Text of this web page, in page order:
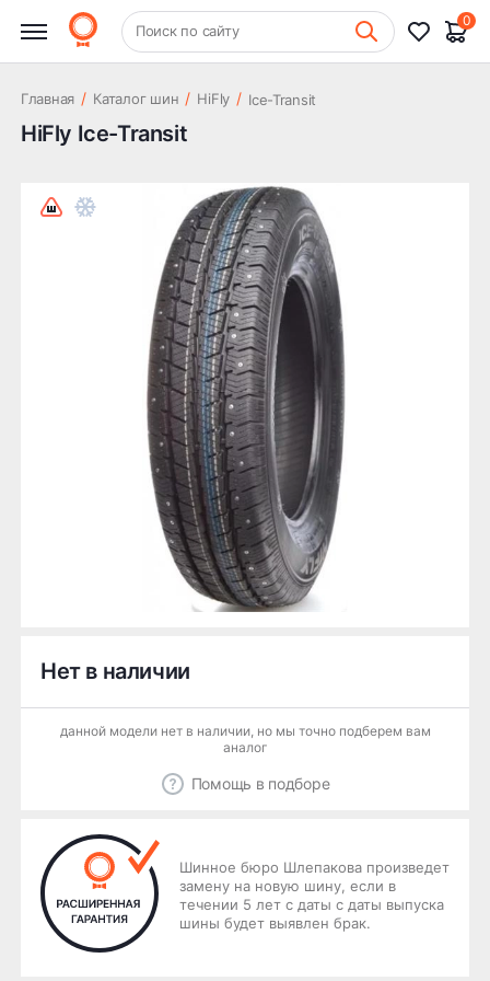
+7 (831) 261-35-35 Шиномонтаж
Поиск по сайту
0
Главная / Каталог шин / HiFly / Ice-Transit
HiFly Ice-Transit
Нет в наличии
данной модели нет в наличии, но мы точно подберем вам
аналог
Помощь в подборе
Шинное бюро Шлепакова произведет
замену на новую шину, если в
течении 5 лет с даты с даты выпуска
шины будет выявлен брак.